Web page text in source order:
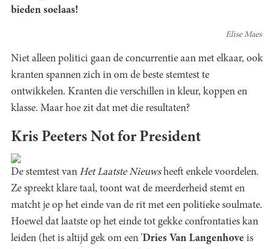
bieden soelaas!
Elise Maes
Niet alleen politici gaan de concurrentie aan met elkaar, ook
kranten spannen zich in om de beste stemtest te
ontwikkelen. Kranten die verschillen in kleur, koppen en
klasse. Maar hoe zit dat met die resultaten?
Kris Peeters Not for President
De stemtest van Het Laatste Nieuwsheeft enkele voordelen.
Ze spreekt klare taal, toont wat de meerderheid stemt en
matcht je op het einde van de rit met een politieke soulmate.
Hoewel dat laatste op het einde tot gekke confrontaties kan
leiden (het is altijd gek om een 'Dries Van Langenhove is